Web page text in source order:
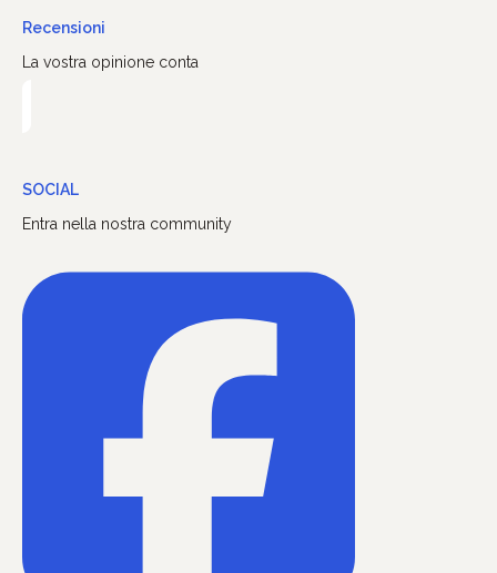
Recensioni
La vostra opinione conta
SOCIAL
Entra nella nostra community